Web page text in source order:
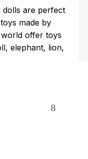
dolls are perfect
made by
offer toys
elephant, lion,